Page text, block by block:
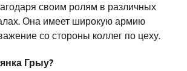
своим ролям в различных
Она имеет широкую армию
со стороны коллег по цеху.
Грыу?